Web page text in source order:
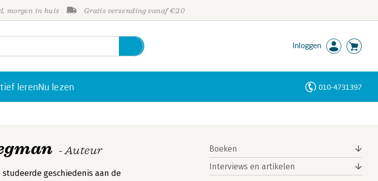
morgen in huis Gratis verzending vanaf €20
Inloggen
lerenNu lezen 010-4731397
- Auteur
studeerde geschiedenis aan de
Boeken
Interviews en artikelen
Personen